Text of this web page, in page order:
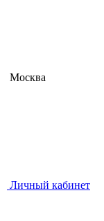
Москва
Личный кабинет